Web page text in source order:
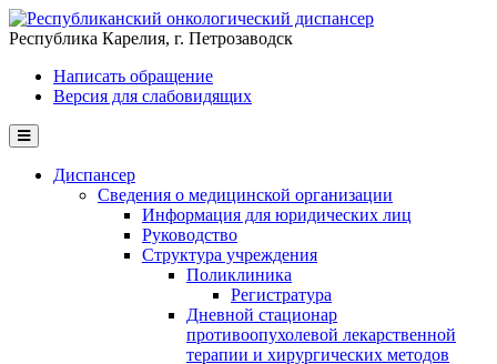
Перейти к основному содержанию
Республика Карелия, г. Петрозаводск
Написать обращение
Версия для слабовидящих
Диспансер
Сведения о медицинской организации
Информация для юридических лиц
Руководство
Структура учреждения
Поликлиника
Регистратура
Дневной стационар
противоопухолевой лекарственной
терапии и хирургических методов